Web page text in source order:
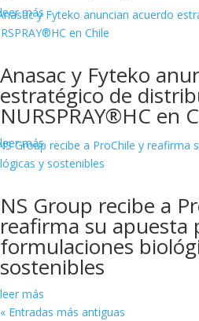
leer más
Anasac y Fyteko
estratégico de
NURSPRAY®HC en
leer más
NS Group recibe a
reafirma su apuesta
formulaciones
sostenibles
leer más
« Entradas más antiguas